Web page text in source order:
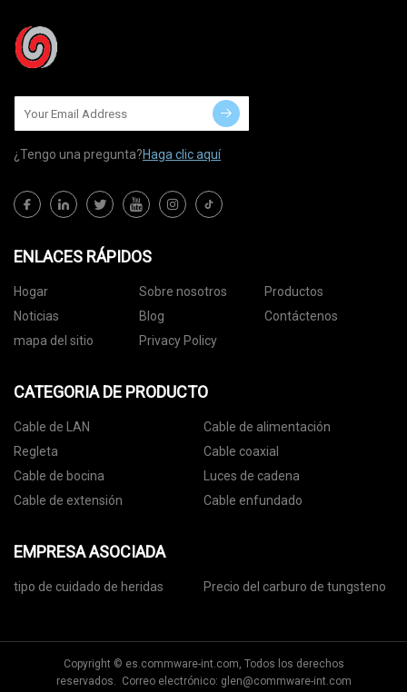
¿Tengo una pregunta?Haga clic aquí
ENLACES RÁPIDOS
Hogar Sobre nosotros
Productos
Noticias
Blog
Contáctenos
mapa del sitio
Privacy Policy
CATEGORIA DE PRODUCTO
Cable de LAN
Cable de alimentación
Regleta
Cable coaxial
Cable de bocina
Luces de cadena
Cable de extensión
Cable enfundado
EMPRESA ASOCIADA
tipo de cuidado de heridas Precio del carburo de tungsteno
Copyright © es.commware-int.com, Todos los derechos
reservados. Correo electrónico: glen@commware-int.com